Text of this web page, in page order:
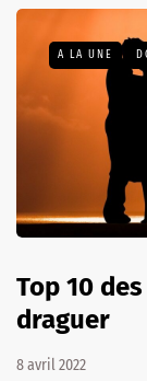
A LA UNE
Top 10
draguer
8 avril 2022